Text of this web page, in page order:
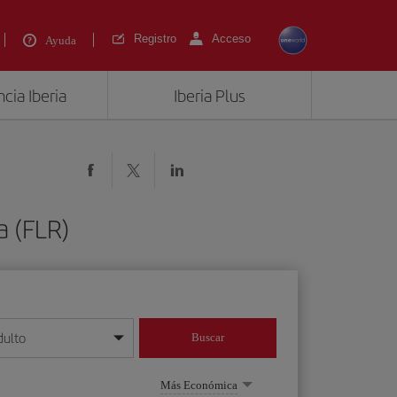
Ayuda Registro Acceso
Iberia Iberia Plus
mes/año
Buscar
Más Económica